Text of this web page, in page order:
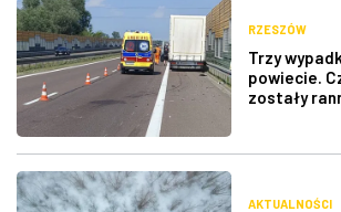
RZESZÓW
Trzy
powiecie.
zostały
AKTUALNOŚCI